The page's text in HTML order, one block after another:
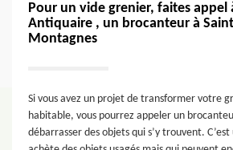
Pour un vide grenier, faites appel
Antiquaire , un brocanteur à
Montagnes
Si vous avez un projet de transformer votre
habitable, vous pourrez appeler un
débarrasser des objets qui s’y trouvent.